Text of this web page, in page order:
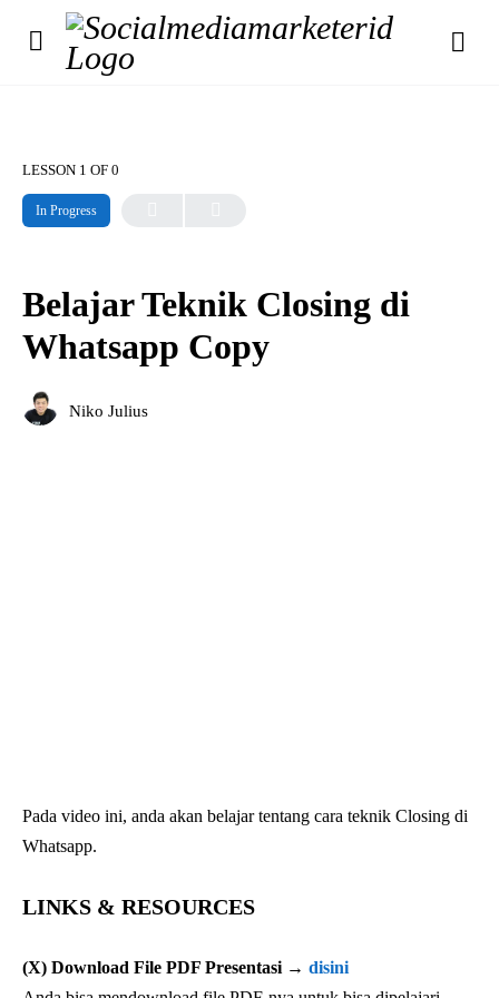
LESSON 1 OF 0
In Progress
Belajar Teknik Closing di
Whatsapp Copy
Niko Julius
Pada video ini, anda akan belajar tentang cara teknik Closing di
Whatsapp.
LINKS & RESOURCES
(X) Download File PDF Presentasi → disini